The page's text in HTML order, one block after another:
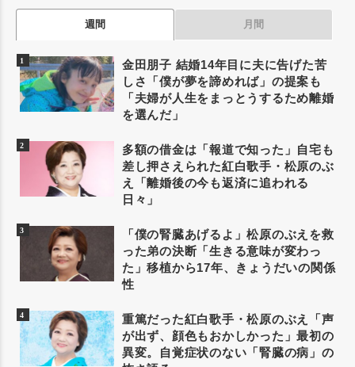
週間 月間
金田朋子 結婚14年目に夫に告げた苦
しさ「僕が夢を諦めれば」の提案も
「夫婦が人生をまっとうするため離婚
を選んだ」
多額の借金は「報道で知った」自宅も
差し押さえられた紅白歌手・松原のぶ
え「離婚後の今も返済に追われる
日々」
「僕の腎臓あげるよ」松原のぶえを救
った弟の決断「生きる意味が変わっ
た」移植から17年、きょうだいの関係
性
重篤だった紅白歌手・松原のぶえ「声
が出ず、顔色もおかしかった」最初の
異変。自覚症状のない「腎臓の病」の